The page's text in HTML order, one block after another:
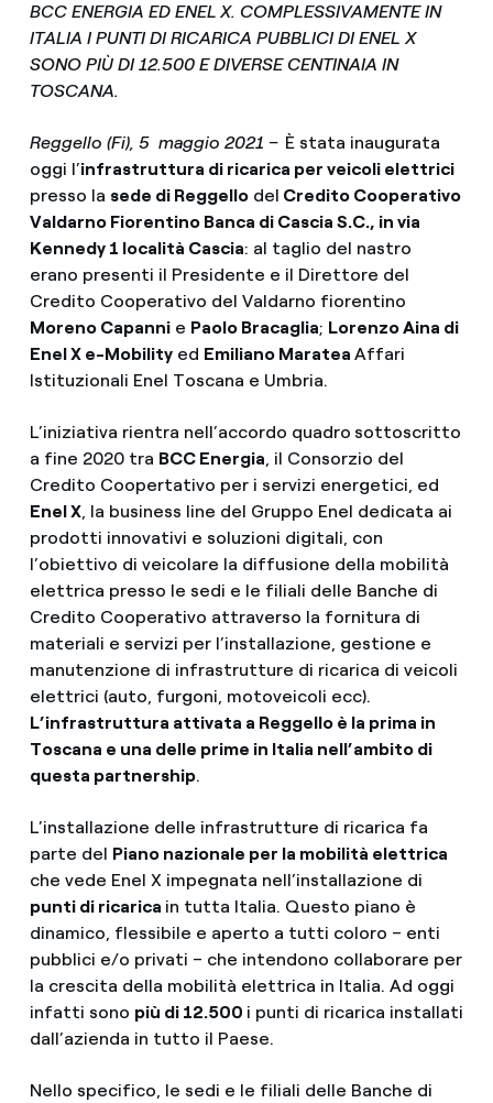
BCC ENERGIA ED ENEL X. COMPLESSIVAMENTE IN
ITALIA I PUNTI DI RICARICA PUBBLICI DI ENEL X
SONO PIÙ DI 12.500 E DIVERSE CENTINAIA IN
TOSCANA.
Reggello (Fi), 5 maggio 2021 – È stata inaugurata
oggi l’infrastruttura di ricarica per veicoli elettrici
presso la sede di Reggellodel Credito Cooperativo
Valdarno Fiorentino Banca di Cascia S.C., in via
Kennedy 1 località Cascia: al taglio del nastro
erano presenti il Presidente e il Direttore del
Credito Cooperativo del Valdarno fiorentino
Moreno Capannie Paolo Bracaglia; Lorenzo Aina di
Enel X e-Mobilityed Emiliano Maratea Affari
Istituzionali Enel Toscana e Umbria.
L’iniziativa rientra nell’accordo quadro sottoscritto
a fine 2020 tra BCC Energia, il Consorzio del
Credito Coopertativo per i servizi energetici, ed
Enel X, la business line del Gruppo Enel dedicata ai
prodotti innovativi e soluzioni digitali, con
l’obiettivo di veicolare la diffusione della mobilità
elettrica presso le sedi e le filiali delle Banche di
Credito Cooperativo attraverso la fornitura di
materiali e servizi per l’installazione, gestione e
manutenzione di infrastrutture di ricarica di veicoli
elettrici (auto, furgoni, motoveicoli ecc).
L’infrastruttura attivata a Reggello è la prima in
Toscana e una delle prime in Italia nell’ambito di
questa partnership.
L’installazione delle infrastrutture di ricarica fa
parte del Piano nazionale per la mobilità elettrica
che vede Enel X impegnata nell’installazione di
punti di ricarica in tutta Italia. Questo piano è
dinamico, flessibile e aperto a tutti coloro – enti
pubblici e/o privati – che intendono collaborare per
la crescita della mobilità elettrica in Italia. Ad oggi
infatti sono più di 12.500 i punti di ricarica installati
dall’azienda in tutto il Paese.
Nello specifico, le sedi e le filiali delle Banche di